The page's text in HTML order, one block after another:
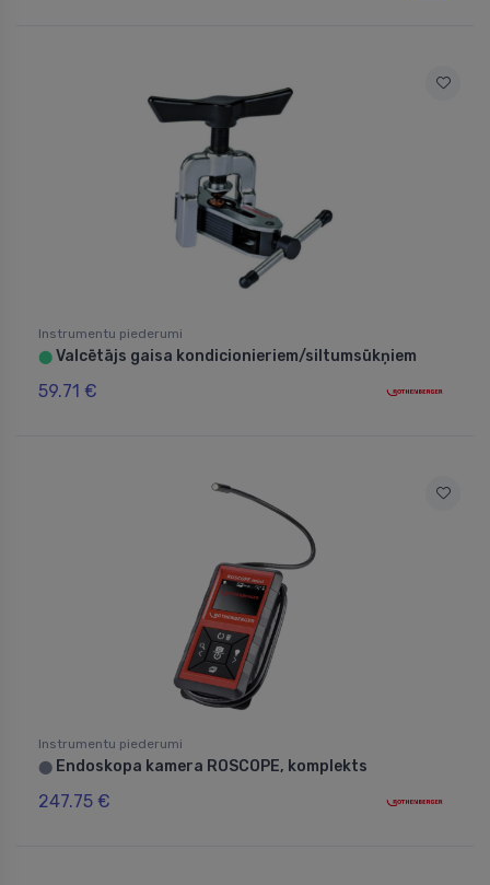
Instrumentu piederumi
⬤ Valcētājs gaisa kondicionieriem/siltumsūkņiem
59.71 €
Instrumentu piederumi
⬤ Endoskopa kamera ROSCOPE, komplekts
247.75 €